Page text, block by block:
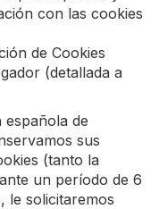
con las cookies
de Cookies
(detallada a
de
sus
(tanto la
un período de 6
le solicitaremos